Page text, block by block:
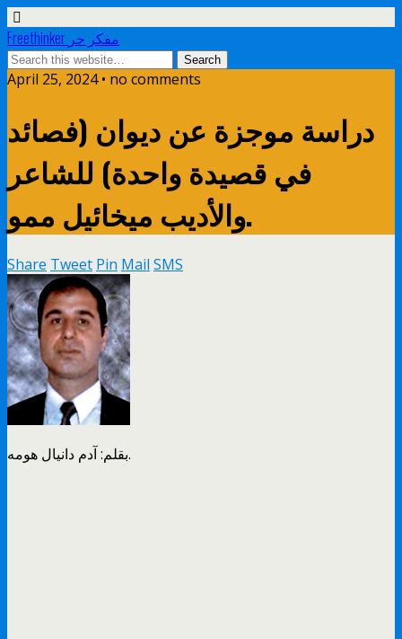
Freethinker مفكر حر
April 25, 2024 • no comments
دراسة موجزة عن ديوان (فصائد
في قصيدة واحدة) للشاعر
والأديب ميخائيل ممو.
Share Tweet Pin Mail SMS
بقلم: آدم دانيال هومه.